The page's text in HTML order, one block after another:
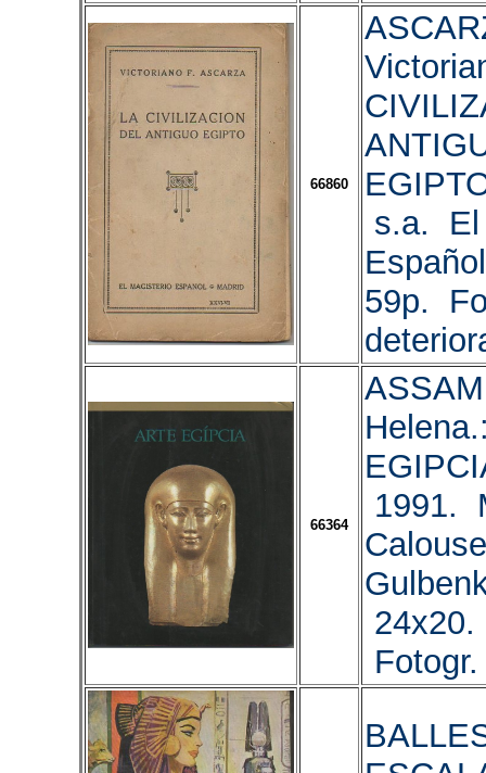
66860
s.a. El
59p.
66364
1991.
Calouse
24x20.
Fotogr.